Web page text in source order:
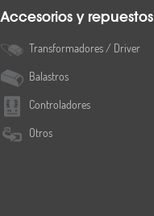
Accesorios y repuestos
Transformadores / Driver
Balastros
Controladores
Otros